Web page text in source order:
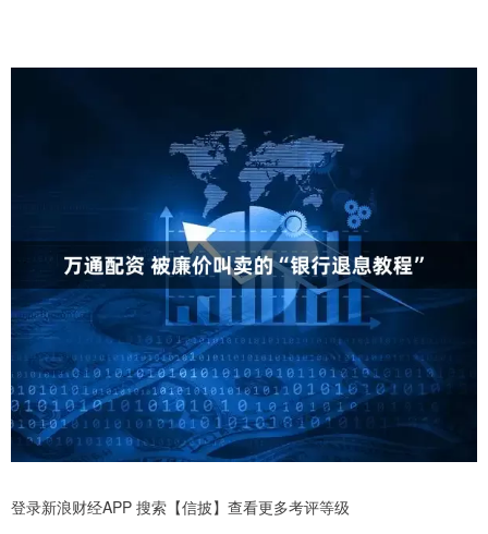
登录新浪财经APP 搜索【信披】查看更多考评等级